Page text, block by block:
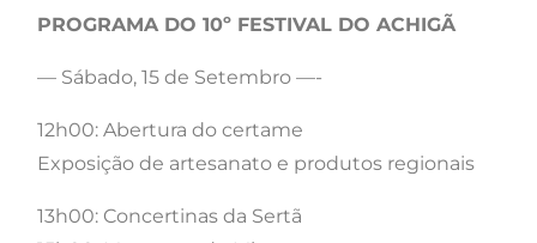
PROGRAMA DO 10º FESTIVAL DO ACHIGÃ
— Sábado, 15 de Setembro —-
12h00: Abertura do certame
Exposição de artesanato e produtos regionais
13h00: Concertinas da Sertã